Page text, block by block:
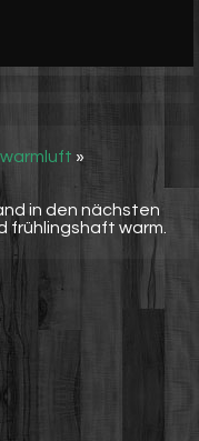
warmluft »
in den nächsten
frühlingshaft warm.